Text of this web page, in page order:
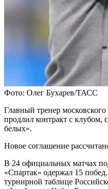
Фото: Олег Бухарев/ТАСС
Главный тренер
продлил контракт с клубом,
белых».
Новое соглашение
В 24 официальных матчах
«Спартак» одержал 15
турнирной таблице